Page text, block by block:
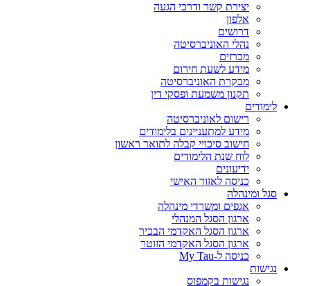
יצירת קשר ודרכי הגעה
אלפון
דרושים
נהלי האוניברסיטה
מכרזים
מידע לשעת חירום
מבקרת האוניברסיטה
תקנון משמעת ופסקי דין
לימודים
רישום לאוניברסיטה
מידע למתעניינים בלימודים
חישוב סיכויי קבלה לתואר ראשון
לוח שנת הלימודים
ידיעונים
כניסה לאזור האישי
סגל ומינהלה
אגפים ומשרדי מינהלה
ארגון הסגל המנהלי
ארגון הסגל האקדמי הבכיר
ארגון הסגל האקדמי הזוטר
כניסה ל-My Tau
נגישות
נגישות בקמפוס